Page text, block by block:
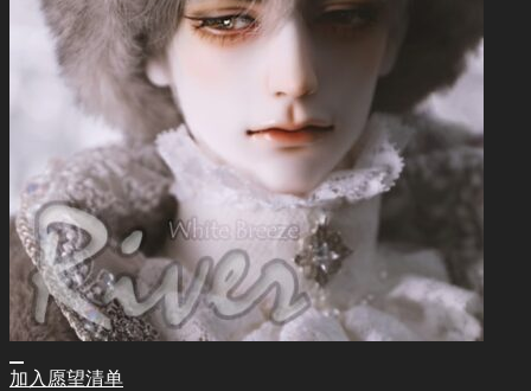
加入愿望清单